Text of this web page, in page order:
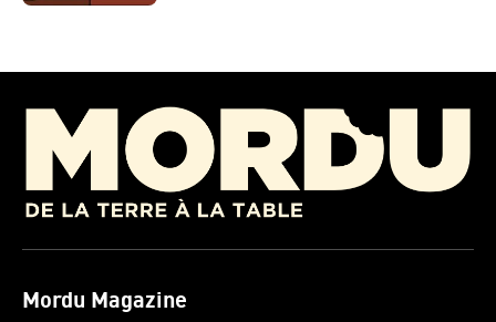
Mordu Magazine